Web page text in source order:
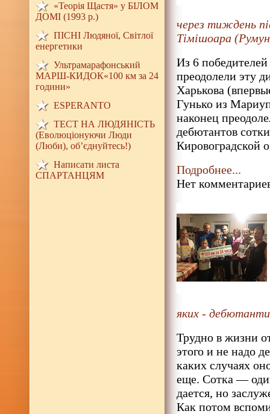
«Теорія Щастя» у БІЛОМ
ДОМI (1993 р.)
ПІСНІ Людяної, Світлої
енергетики
Ультрамарафонський
МАРШ-КИДОК«100 км за 24
години»
ESPERANTO
ТЕСТ НА ЛЮДЯНIСТЬ
(Еволюціонуючи Люди
(Люби), об’єднуйтесь!)
Написати листа
СПАРТАНЦЯМ
через тиждень
Тімішоара
Из 6
преодолели эту
Харькова
Гунько из
наконец
дебютантов
Подробнее...
Нет
яких -
Трудно в жизни
этого и не надо
каких случаях
еще. Сотка —
дается, но
Как потом